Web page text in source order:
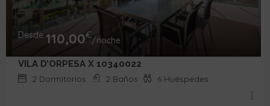
Desde 110,00€/noche
VILA D’ORPESA X 10340022
2 Dormitorios 2 Baños 6 Huéspedes